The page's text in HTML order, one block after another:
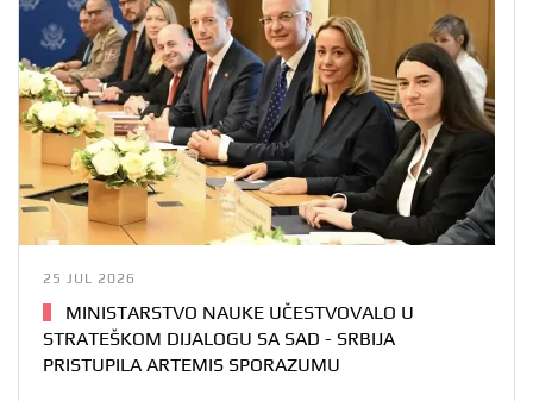
25 JUL 2026
MINISTARSTVO NAUKE UČESTVOVALO U
STRATEŠKOM DIJALOGU SA SAD - SRBIJA
PRISTUPILA ARTEMIS SPORAZUMU